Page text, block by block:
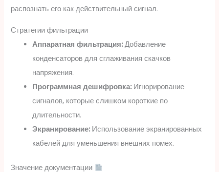
распознать его как действительный сигнал.
Стратегии фильтрации
Аппаратная фильтрация:Добавление
конденсаторов для сглаживания скачков
напряжения.
Программная дешифровка:Игнорирование
сигналов, которые слишком короткие по
длительности.
Экранирование:Использование экранированных
кабелей для уменьшения внешних помех.
Значение документации